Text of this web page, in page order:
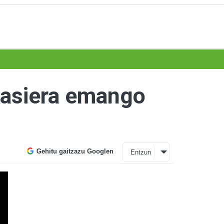
emango
Gehitu gaitzazu Googlen Entzun